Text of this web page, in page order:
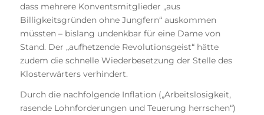
dass mehrere Konventsmitglieder „aus
Billigkeitsgründen ohne Jungfern“ auskommen
müssten – bislang undenkbar für eine Dame von
Stand. Der „aufhetzende Revolutionsgeist“ hätte
zudem die schnelle Wiederbesetzung der Stelle des
Klosterwärters verhindert.
Durch die nachfolgende Inflation („Arbeitslosigkeit,
rasende Lohnforderungen und Teuerung herrschen“)